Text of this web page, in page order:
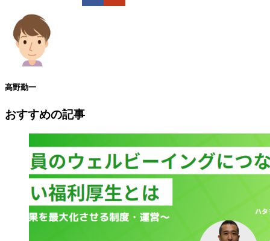
高野勤一
おすすめの記事